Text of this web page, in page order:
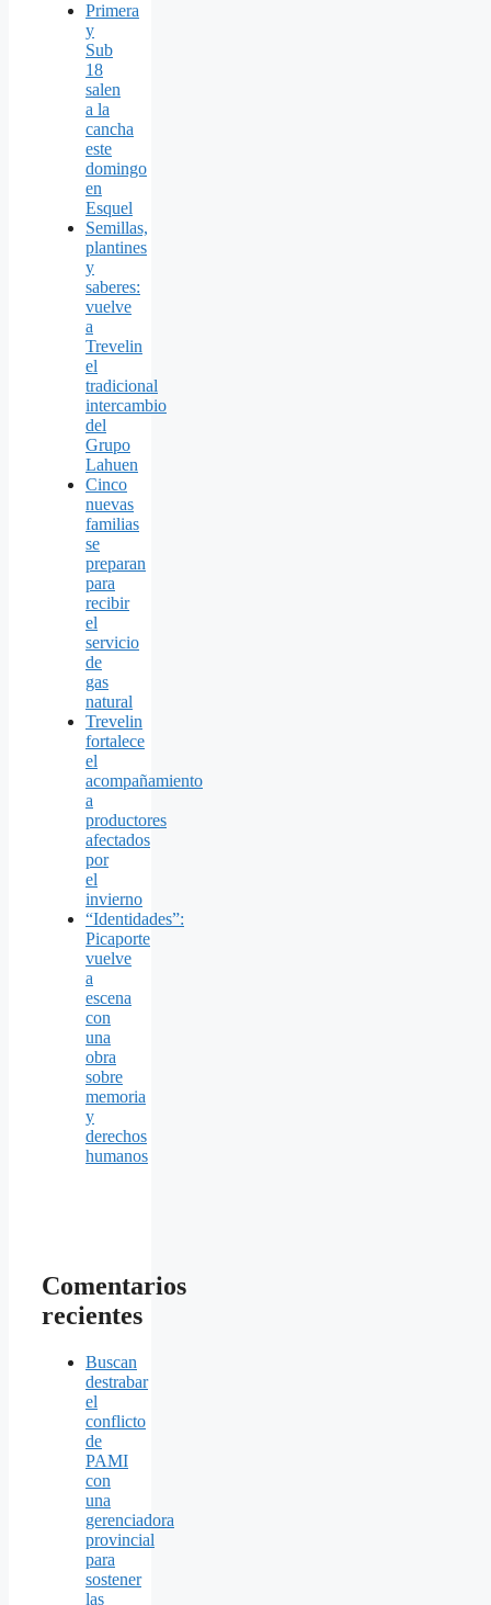
Primera
y
Sub
18
salen
a la
cancha
este
domingo
en
Esquel
Semillas,
plantines
y
saberes:
vuelve
a
Trevelin
el
tradicional
intercambio
del
Grupo
Lahuen
Cinco
nuevas
familias
se
preparan
para
recibir
el
servicio
de
gas
natural
Trevelin
fortalece
el
acompañamiento
a
productores
afectados
por
el
invierno
“Identidades”:
Picaporte
vuelve
a
escena
con
una
obra
sobre
memoria
y
derechos
humanos
Comentarios
recientes
Buscan
destrabar
el
conflicto
de
PAMI
con
una
gerenciadora
provincial
para
sostener
las